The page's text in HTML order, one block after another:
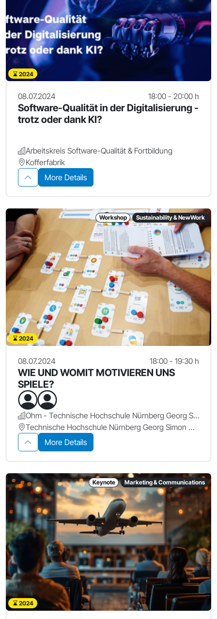
2024
08.07.2024 18:00 - 20:00 h
Software-Qualität in der Digitalisierung -
trotz oder dank KI?
Arbeitskreis Software-Qualität & Fortbildung
Kofferfabrik
More Details
Workshop Sustainability & NewWork
2024
08.07.2024 18:00 - 19:30 h
WIE UND WOMIT MOTIVIEREN UNS
SPIELE?
Ohm - Technische Hochschule Nürnberg Georg Simon Ohm
Technische Hochschule Nürnberg Georg Simon Ohm, KA 604
More Details
Keynote Marketing & Communications
2024